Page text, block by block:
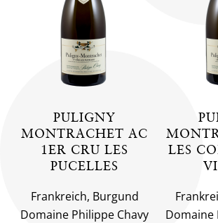
PULIGNY
MONTRACHET AC
1ER CRU LES
PUCELLES
Frankreich, Burgund
Domaine Philippe Chavy
LES
Domaine